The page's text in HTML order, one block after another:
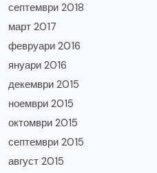
септември 2018
март 2017
февруари 2016
януари 2016
декември 2015
ноември 2015
октомври 2015
септември 2015
август 2015